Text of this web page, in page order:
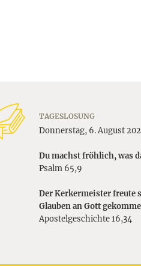
TAGESLOSUNG
Donnerstag, 6. August
Du machst fröhlich, was
Psalm 65,9
Der Kerkermeister freute
Glauben an Gott
Apostelgeschichte 16,34